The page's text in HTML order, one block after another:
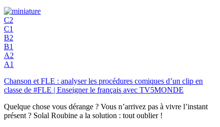
C2
C1
B2
B1
A2
A1
Chanson et FLE : analyser les procédures comiques d’un clip en
classe de #FLE | Enseigner le français avec TV5MONDE
Quelque chose vous dérange ? Vous n’arrivez pas à vivre l’instant
présent ? Solal Roubine a la solution : tout oublier !